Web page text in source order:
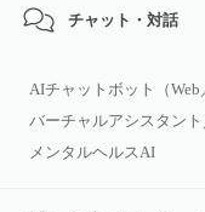
チャット・対話
AIチャットボット（Web
バーチャルアシスタン
メンタルヘルスAI